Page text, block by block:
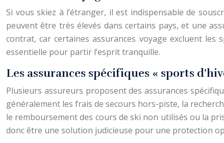
Si vous skiez à l’étranger, il est indispensable de
peuvent être très élevés dans certains pays, et une
contrat, car certaines assurances voyage excluent
essentielle pour partir l’esprit tranquille.
Les assurances spécifiques « sports
Plusieurs assureurs proposent des assurances
généralement les frais de secours hors-piste, la
le remboursement des cours de ski non utilisés ou la
donc être une solution judicieuse pour une protection